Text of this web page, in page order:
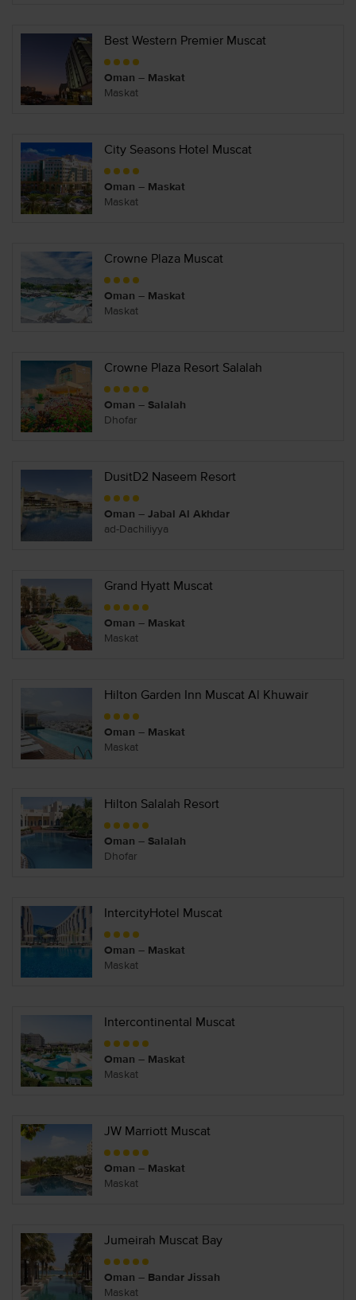
Best Western Premier Muscat
Oman – Maskat
Maskat
City Seasons Hotel Muscat
Oman – Maskat
Maskat
Crowne Plaza Muscat
Oman – Maskat
Maskat
Crowne Plaza Resort Salalah
Oman – Salalah
Dhofar
DusitD2 Naseem Resort
Oman – Jabal Al Akhdar
ad-Dachiliyya
Grand Hyatt Muscat
Oman – Maskat
Maskat
Hilton Garden Inn Muscat Al Khuwair
Oman – Maskat
Maskat
Hilton Salalah Resort
Oman – Salalah
Dhofar
IntercityHotel Muscat
Oman – Maskat
Maskat
Intercontinental Muscat
Oman – Maskat
Maskat
JW Marriott Muscat
Oman – Maskat
Maskat
Jumeirah Muscat Bay
Oman – Bandar Jissah
Maskat